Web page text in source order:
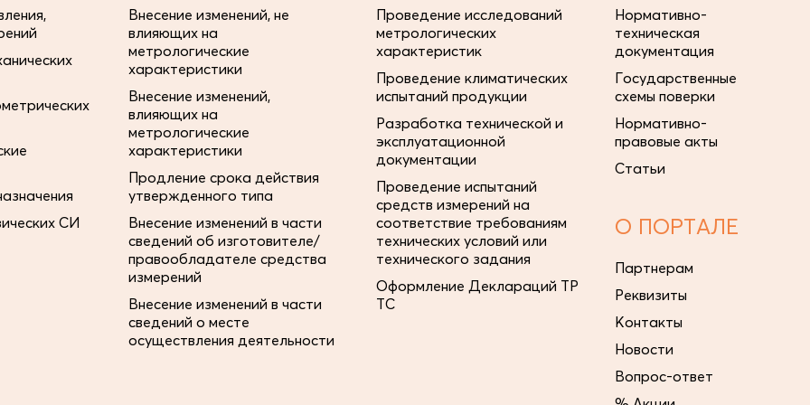
СИ
Внесение изменений, не
влияющих на
метрологические
характеристики
Внесение изменений,
влияющих на
метрологические
характеристики
Продление срока действия
утвержденного типа
Внесение изменений в части
сведений об изготовителе/
правообладателе средства
измерений
Внесение изменений в части
сведений о месте
осуществления деятельности
Проведение исследований
метрологических
характеристик
Проведение климатических
испытаний продукции
Разработка технической и
эксплуатационной
документации
Проведение испытаний
средств измерений на
соответствие требованиям
технических условий или
технического задания
Оформление Деклараций ТР
ТС
Нормативно-
техническая
документация
Государственные
схемы поверки
Нормативно-
правовые акты
Статьи
О ПОРТАЛЕ
Партнерам
Реквизиты
Контакты
Новости
Вопрос-ответ